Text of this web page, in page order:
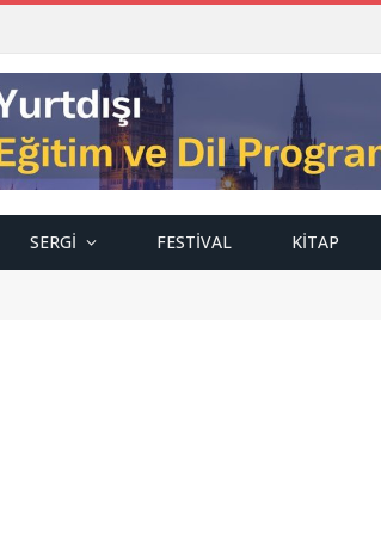
SERGI FESTIVAL KITAP